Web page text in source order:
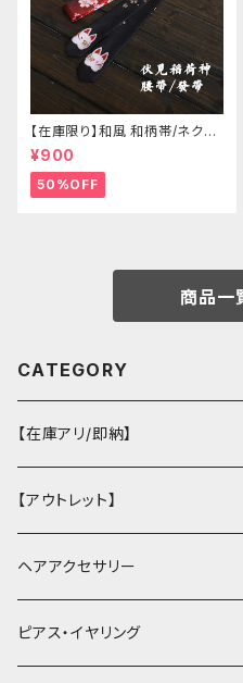
【在庫限り】和風 和柄帯/ネクタ
イ/リボン（狐面/金魚
¥900
50%OFF
商品一
CATEGORY
【在庫アリ/即納】
【アウトレット】
ヘアアクセサリー
ヘアクリップ
ピアス・イヤリング